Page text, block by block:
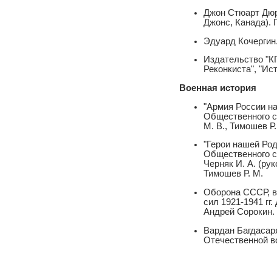
Джон Стюарт
Джонс, Канада).
Эдуард
Издательство
Реконкиста",
Военная история
"Армия России
Общественного
М. В., Тимошев
"Герои нашей
Общественного
Черняк И. А.
Тимошев Р. М.
Оборона СССР,
сил 1921-1941
Андрей Сорокин.
Вардан
Отечественной